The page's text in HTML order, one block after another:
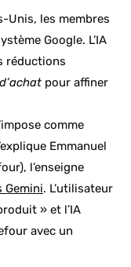
Unis, les membres
Google. L’IA
réductions
pour affiner
comme
Emmanuel
l’enseigne
Gemini. L’utilisateur
» et l’IA
avec un